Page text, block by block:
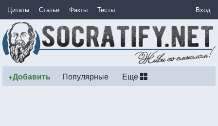
Цитаты Статьи Факты Тесты Вход
+Добавить Популярные Еще